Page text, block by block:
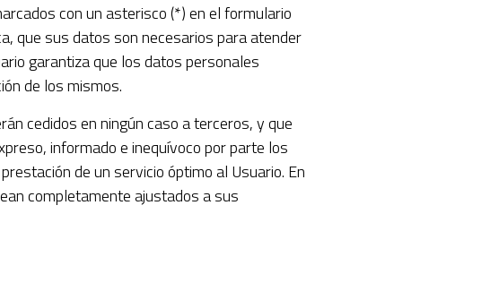
con un asterisco (*) en el formulario
que sus datos son necesarios para atender
garantiza que los datos personales
de los mismos.
cedidos en ningún caso a terceros, y que
informado e inequívoco por parte los
de un servicio óptimo al Usuario. En
completamente ajustados a sus